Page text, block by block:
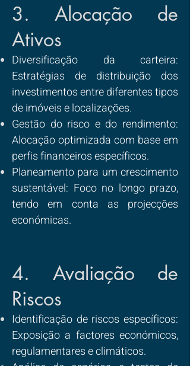
3. Alocação de
Ativos
Diversificação da carteira:
Estratégias de distribuição dos
investimentos entre diferentes tipos
de imóveis e localizações.
Gestão do risco e do rendimento:
Alocação optimizada com base em
perfis financeiros específicos.
Planeamento para um crescimento
sustentável: Foco no longo prazo,
tendo em conta as projecções
económicas.
4. Avaliação de
Riscos
Identificação de riscos específicos:
Exposição a factores económicos,
regulamentares e climáticos.